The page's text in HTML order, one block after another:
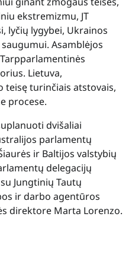
ekstremizmu, JT
lyčių lygybei, Ukrainos
Asamblėjos
Lietuva,
teisę turinčiais atstovais,
procese.
dvišaliai
parlamentų
ir Baltijos valstybių
delegacijų
Jungtinių Tautų
ir darbo agentūros
direktore Marta Lorenzo.